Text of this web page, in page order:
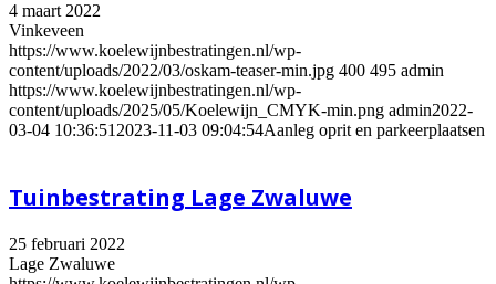
4 maart 2022
Vinkeveen
https://www.koelewijnbestratingen.nl/wp-
content/uploads/2022/03/oskam-teaser-min.jpg 400 495 admin
https://www.koelewijnbestratingen.nl/wp-
content/uploads/2025/05/Koelewijn_CMYK-min.png admin2022-
03-04 10:36:51 2023-11-03 09:04:54Aanleg oprit en parkeerplaatsen
Tuinbestrating Lage Zwaluwe
25 februari 2022
Lage Zwaluwe